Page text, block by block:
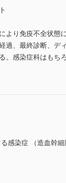
り免疫不全状
過、最終診断、
。感染症科はも
感染症 （造血幹細